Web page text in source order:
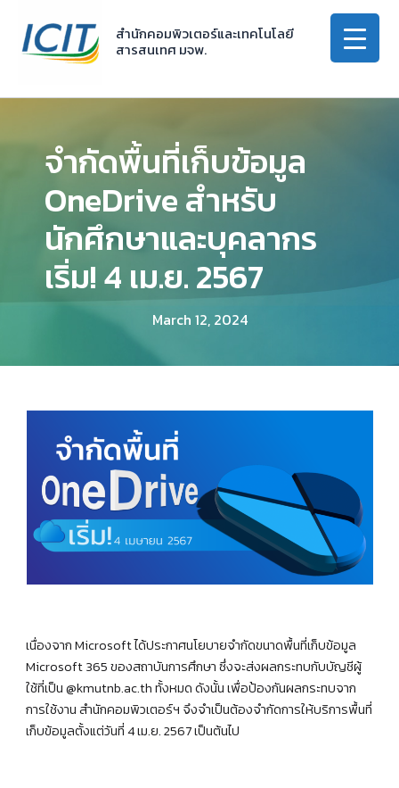
content
สำนักคอมพิวเตอร์และเทคโนโลยี
สารสนเทศ มจพ.
จำกัดพื้นที่เก็บข้อมูล
OneDrive สำหรับ
นักศึกษาและบุคลากร
เริ่ม! 4 เม.ย. 2567
March 12, 2024
เนื่องจาก Microsoft ได้ประกาศนโยบายจำกัดขนาดพื้นที่เก็บข้อมูล
Microsoft 365 ของสถาบันการศึกษา ซึ่งจะส่งผลกระทบกับบัญชีผู้
ใช้ที่เป็น @kmutnb.ac.th ทั้งหมด ดังนั้น เพื่อป้องกันผลกระทบจาก
การใช้งาน สำนักคอมพิวเตอร์ฯ จึงจำเป็นต้องจำกัดการให้บริการพื้นที่
เก็บข้อมูลตั้งแต่วันที่ 4 เม.ย. 2567 เป็นต้นไป